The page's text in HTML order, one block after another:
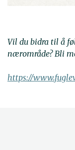
Vil du bidra til å
nærområde? Bli
https://